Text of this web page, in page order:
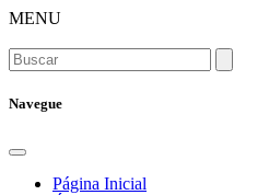
MENU
Navegue
Página Inicial